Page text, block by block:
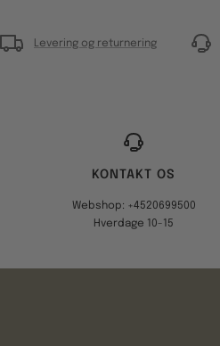
Levering og returnering
KONTAKT OS
Webshop: +4520699500
Hverdage 10-15